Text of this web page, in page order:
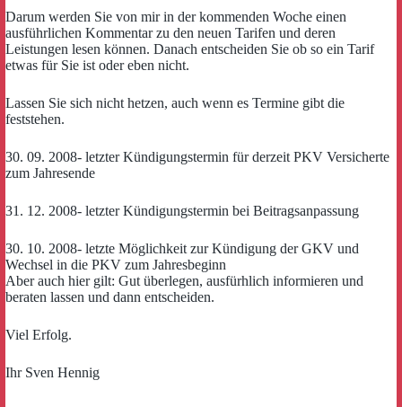
Darum werden Sie von mir in der kommenden Woche einen
ausführlichen Kommentar zu den neuen Tarifen und deren
Leistungen lesen können. Danach entscheiden Sie ob so ein Tarif
etwas für Sie ist oder eben nicht.
Lassen Sie sich nicht hetzen, auch wenn es Termine gibt die
feststehen.
30. 09. 2008- letzter Kündigungstermin für derzeit PKV Versicherte
zum Jahresende
31. 12. 2008- letzter Kündigungstermin bei Beitragsanpassung
30. 10. 2008- letzte Möglichkeit zur Kündigung der GKV und
Wechsel in die PKV zum Jahresbeginn
Aber auch hier gilt: Gut überlegen, ausfürhlich informieren und
beraten lassen und dann entscheiden.
Viel Erfolg.
Ihr Sven Hennig